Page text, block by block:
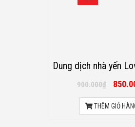
Dung dịch nhà yến
900.000₫
THÊM GIỎ